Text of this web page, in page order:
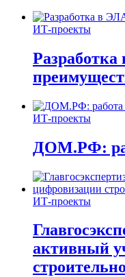
ИТ-проекты
ИТ-проекты
ДОМ.РФ:
ИТ-проекты
активный